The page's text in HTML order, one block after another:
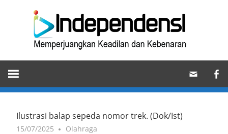
Memperjuangkan
Keadilan
dan
Ilustrasi balap sepeda nomor trek. (Dok/Ist)
15/07/2025 Olahraga